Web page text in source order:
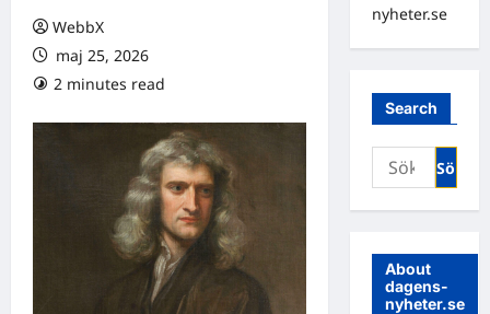
WebbX
maj 25, 2026
2 minutes read
nyheter.se
Search
Sök
efter:
About
dagens-
nyheter.se